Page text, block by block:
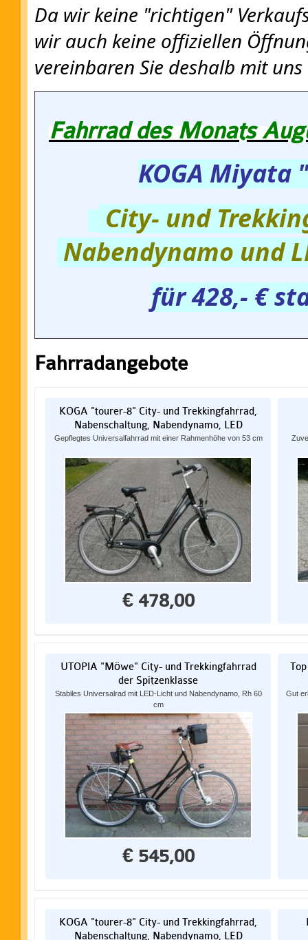
Da wir keine "richtigen"
wir auch keine offiziellen
vereinbaren Sie deshalb mit
Fahrrad des Monats
KOGA Miyata
City- und
Nabendynamo und
für 428,- €
Fahrradangebote
KOGA "tourer-8" City- und Trekkingfahrrad,
Nabenschaltung, Nabendynamo, LED
Gepflegtes Universalfahrrad mit einer Rahmenhöhe von 53 cm
€ 478,00
UTOPIA "Möwe" City- und Trekkingfahrrad
der Spitzenklasse
Stabiles Universalrad mit LED-Licht und Nabendynamo, Rh 60
cm
€ 545,00
Gut
KOGA "tourer-8" City- und Trekkingfahrrad,
Nabenschaltung, Nabendynamo, LED